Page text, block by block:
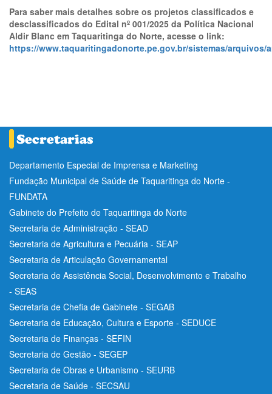
Para saber mais detalhes sobre os projetos classificados e
desclassificados do Edital nº 001/2025 da Política Nacional
Aldir Blanc em Taquaritinga do Norte, acesse o link:
https://www.taquaritingadonorte.pe.gov.br/sistemas/arquivos/
Departamento Especial de Imprensa e Marketing
Fundação Municipal de Saúde de Taquaritinga do Norte -
FUNDATA
Gabinete do Prefeito de Taquaritinga do Norte
Secretaria de Administração - SEAD
Secretaria de Agricultura e Pecuária - SEAP
Secretaria de Articulação Governamental
Secretaria de Assistência Social, Desenvolvimento e Trabalho
- SEAS
Secretaria de Chefia de Gabinete - SEGAB
Secretaria de Educação, Cultura e Esporte - SEDUCE
Secretaria de Finanças - SEFIN
Secretaria de Gestão - SEGEP
Secretaria de Obras e Urbanismo - SEURB
Secretaria de Saúde - SECSAU